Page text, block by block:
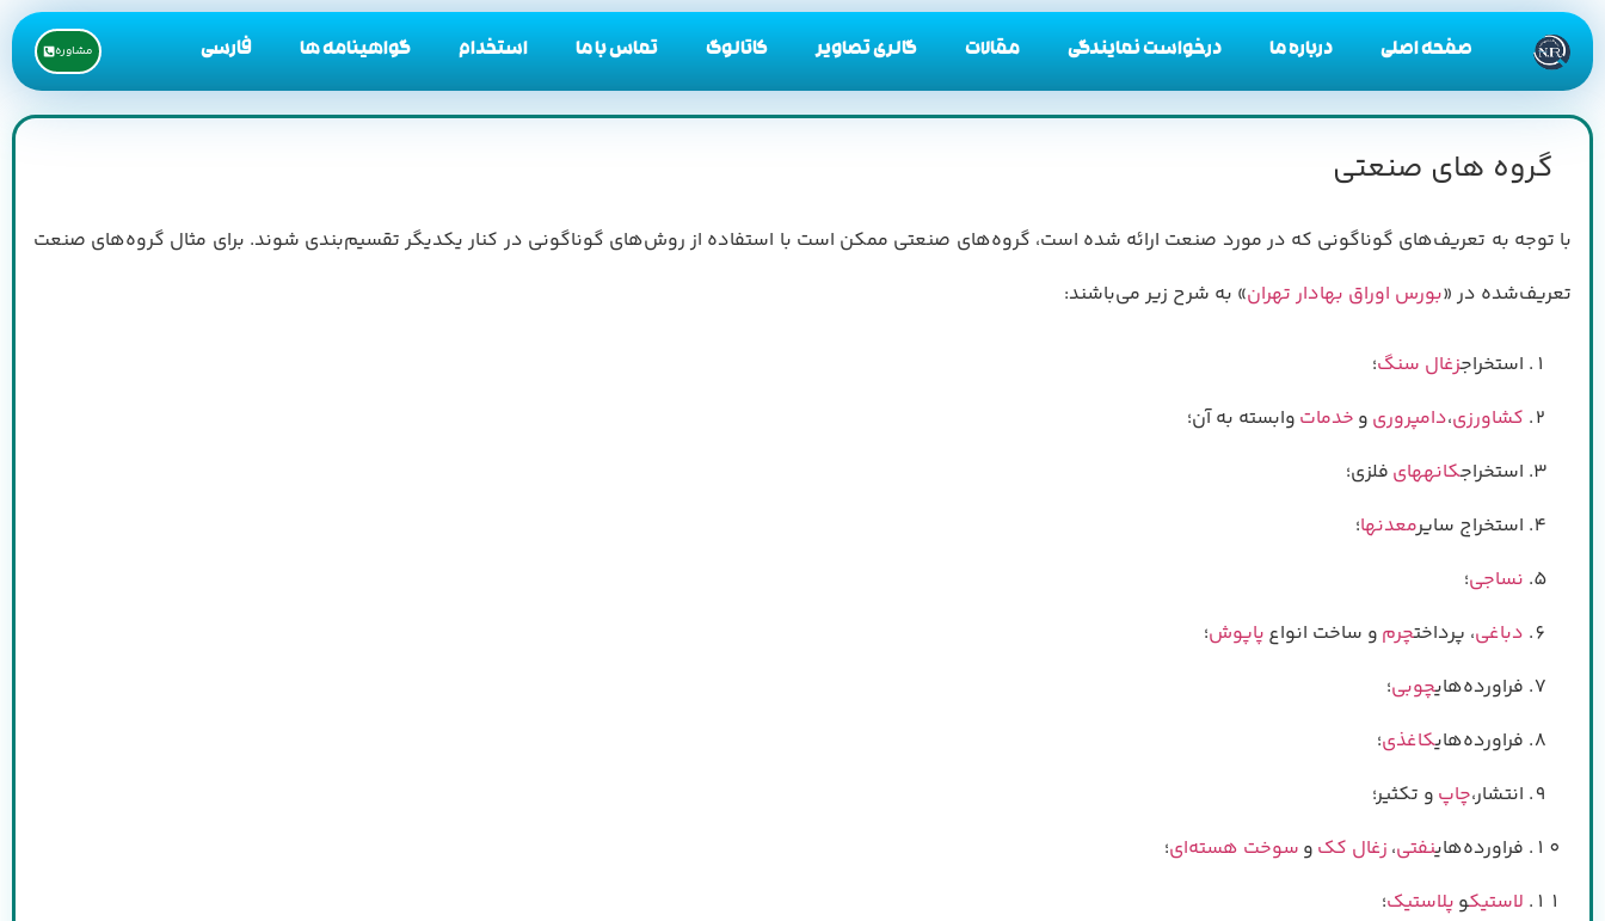
صفحه اصلی درباره ما درخواست نمایندگی مقالات گالری تصاویر کاتالوگ تماس با ما استخدام گواهینامه ها فارسی مشاوره
گروه های صنعتی
با توجه به تعریف‌های گوناگونی که در مورد صنعت ارائه شده است، گروه‌های صنعتی ممکن است با استفاده از روش‌های گوناگونی در کنار یکدیگر تقسیم‌بندی شوند. برای مثال گروه‌های صنعت
تعریف‌شده در «بورس اوراق بهادار تهران» به شرح زیر می‌باشند:
استخراجزغال سنگ؛
کشاورزی،دامپروری و خدمات وابسته به آن؛
استخراجکانههای فلزی؛
استخراج سایرمعدنها؛
نساجی؛
دباغی، پرداختچرم و ساخت انواع پاپوش؛
فراورده‌هایچوبی؛
فراورده‌هایکاغذی؛
انتشار،چاپ و تکثیر؛
فراورده‌هاینفتی، زغال کک و سوخت هسته‌ای؛
لاستیکو پلاستیک؛